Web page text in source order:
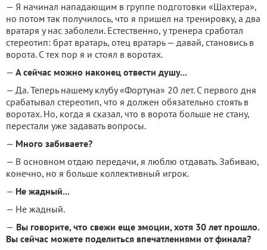
— Я начинал нападающим в группе подготовки «Шахтера»,
но потом так получилось, что я пришел на тренировку, а два
вратаря у нас заболели. Естественно, у тренера сработал
стереотип: брат вратарь, отец вратарь — давай, становись в
ворота. С тех пор я и стоял в воротах.
— А сейчас можно наконец отвести душу...
— Да. Теперь нашему клубу «Фортуна» 20 лет. С первого дня
срабатывал стереотип, что я должен обязательно стоять в
воротах. Но, когда я сказал, что в ворота больше не стану,
перестали уже задавать вопросы.
— Много забиваете?
— В основном отдаю передачи, я люблю отдавать. Забиваю,
конечно, но я больше коллективный игрок.
— Не жадный...
— Не жадный.
— Вы говорите, что свежи еще эмоции, хотя 30 лет прошло.
Вы сейчас можете поделиться впечатлениями от финала?